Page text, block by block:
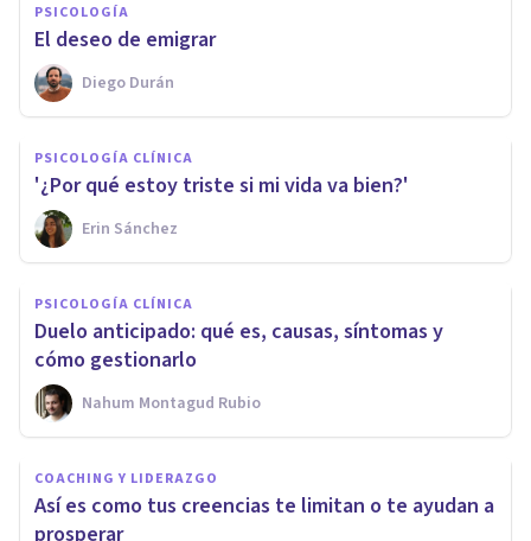
PSICOLOGÍA
El deseo de emigrar
Diego Durán
PSICOLOGÍA CLÍNICA
'¿Por qué estoy triste si mi vida va bien?'
Erin Sánchez
PSICOLOGÍA CLÍNICA
Duelo anticipado: qué es, causas, síntomas y
cómo gestionarlo
Nahum Montagud Rubio
COACHING Y LIDERAZGO
Así es como tus creencias te limitan o te ayudan a
prosperar